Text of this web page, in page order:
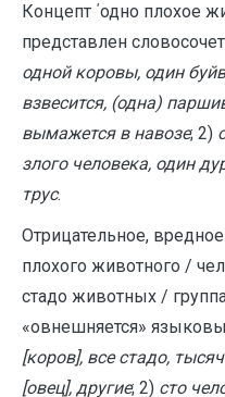
Концепт ΄одно плохое
представлен
одной коровы, один
взвесится, (одна)
вымажется в навозе; 2)
злого человека, один
трус.
Отрицательное,
плохого животного /
стадо животных /
«овнешняется»
[коров], все стадо,
[овец], другие; 2) сто